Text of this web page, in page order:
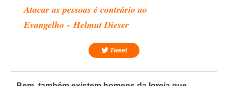
Atacar as pessoas é contrário ao
Evangelho - Helmut Dieser
Tweet